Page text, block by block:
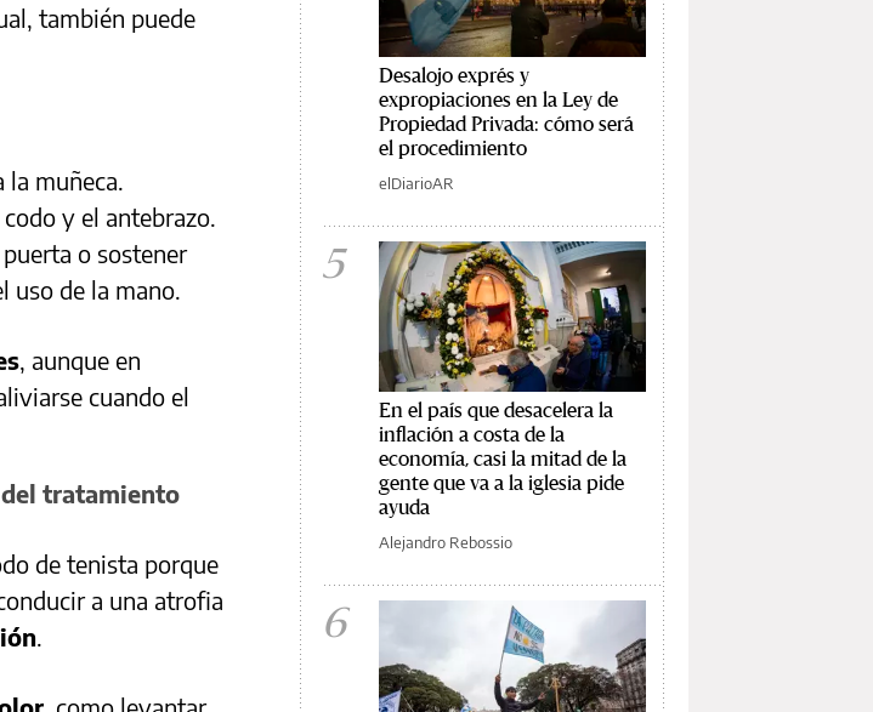
también puede
la muñeca.
y el antebrazo.
o sostener
uso de la mano.
, aunque en
cuando el
tratamiento
de tenista porque
a una atrofia
.
Desalojo exprés y
expropiaciones en la Ley de
Propiedad Privada: cómo será
el procedimiento
elDiarioAR
5
En el país que desacelera la
inflación a costa de la
economía, casi la mitad de la
gente que va a la iglesia pide
ayuda
Alejandro Rebossio
6